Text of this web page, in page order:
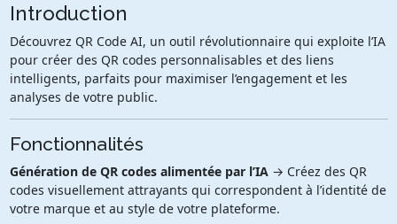
Introduction
Découvrez QR Code AI, un outil révolutionnaire qui exploite l’IA
pour créer des QR codes personnalisables et des liens
intelligents, parfaits pour maximiser l’engagement et les
analyses de votre public.
Fonctionnalités
Génération de QR codes alimentée par l’IA→ Créez des QR
codes visuellement attrayants qui correspondent à l’identité de
votre marque et au style de votre plateforme.